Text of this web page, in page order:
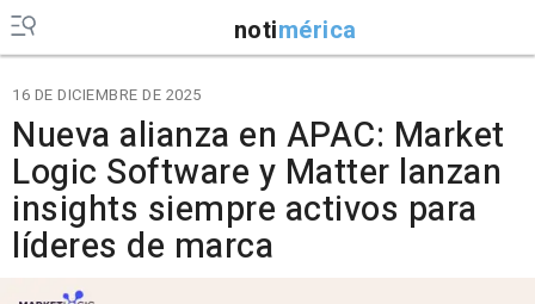
notimérica
16 DE DICIEMBRE DE 2025
Nueva alianza en APAC: Market
Logic Software y Matter lanzan
insights siempre activos para
líderes de marca